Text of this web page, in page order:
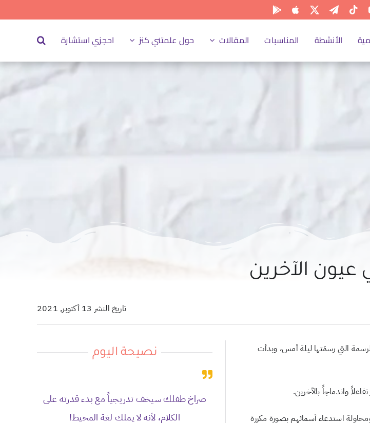
الأنشطة المناسبات المقالات حول علمتني كنز احجزي استشارة
الآخرين
تاريخ النشر 13 أكتوبر, 2021
التي رسمَتها ليلة أمس، وبدأت
واندماجاً بالآخرين.
استدعاء أسمائهم بصورة مكررة
نصيحة اليوم
صراخ طفلك سيخف تدريجياً مع بدء قدرته على
الكلام، لأنه لا يملك لغة المحيط!